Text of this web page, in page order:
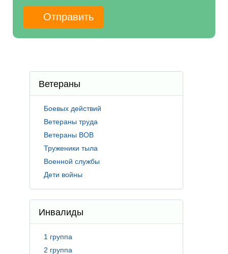
Ветераны
Боевых действий
Ветераны труда
Ветераны ВОВ
Труженики тыла
Военной службы
Дети войны
Инвалиды
1 группа
2 группа